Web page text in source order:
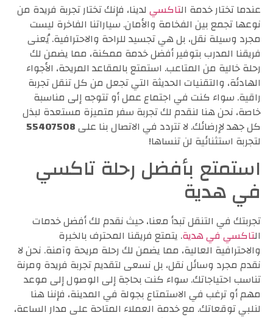
عندما تختار خدمة التاكسيلدينا، فإنك تختار تجربة فريدة من
نوعها تجمع بين الفخامة والأمان. سياراتنا الفاخرة ليست
مجرد وسيلة نقل، بل هي تجسيد للراحة والاحترافية. يُعنى
فريقنا المدرب بتوفير أفضل خدمة ممكنة، مما يضمن لك
رحلة خالية من المتاعب. استمتع بالمقاعد المريحة، الأجواء
الهادئة، والتقنيات الحديثة التي تجعل من كل تنقل تجربة
راقية. سواء كنت في اجتماع عمل أو تتوجه إلى مناسبة
خاصة، نحن هنا لنقدم لك تجربة سفر متميزة مستعدة لبذل
كل جهد لإرضائك. لا تتردد في الاتصال بنا على55407508
لتجربة استثنائية لن تنساها!
استمتع بأفضل رحلة تاكسي
في هدية
تجربتك في التنقل تبدأ معنا، حيث نقدم لك أفضل خدمات
تاكسي في هدية. يتمتع فريقنا المحترف بالخبرة
والاحترافية العالية، مما يضمن لك رحلة مريحة وآمنة. نحن لا
نقدم مجرد وسائل نقل، بل نسعى لتقديم تجربة فريدة ومرنة
تناسب احتياجاتك. سواء كنت بحاجة إلى الوصول إلى موعد
مهم أو ترغب في الاستمتاع بجولة في المدينة، فإننا هنا
لنلبي توقعاتك. مع خدمة العملاء المتاحة على مدار الساعة،